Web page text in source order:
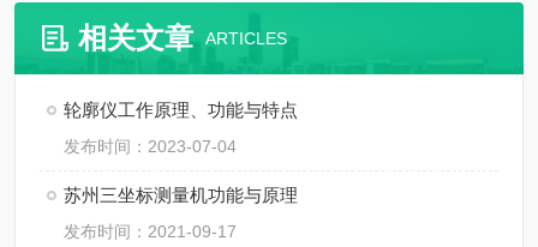
相关文章 ARTICLES
轮廓仪工作原理、功能与特点
发布时间：2023-07-04
苏州三坐标测量机功能与原理
发布时间：2021-09-17